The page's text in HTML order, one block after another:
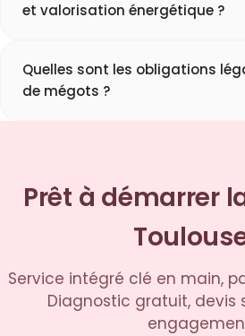
et valorisation énergétique ?
Quelles sont les obligations
de mégots ?
Prêt à démarrer
Service intégré clé en main,
Diagnostic gratuit, devis